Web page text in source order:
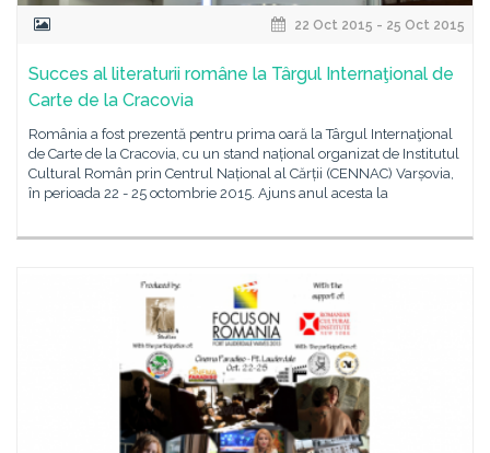
22 Oct 2015 - 25 Oct 2015
Succes al literaturii române la Târgul Internaţional de
Carte de la Cracovia
România a fost prezentă pentru prima oară la Târgul Internaţional
de Carte de la Cracovia, cu un stand național organizat de Institutul
Cultural Român prin Centrul Național al Cărții (CENNAC) Varșovia,
în perioada 22 - 25 octombrie 2015. Ajuns anul acesta la